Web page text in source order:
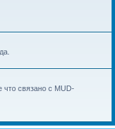
что связано с MUD-